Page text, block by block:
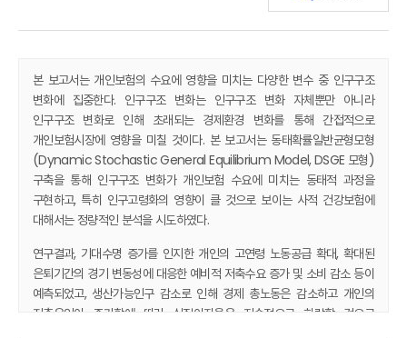
본 보고서는 개인보험의 수요에 영향을 미치는 다양한 변수 중 인구구조
변화에 집중한다. 인구구조 변화는 인구구조 변화 자체뿐만 아니라
인구구조 변화로 인해 초래되는 경제환경 변화를 통해 간접적으로
개인보험시장에 영향을 미칠 것이다. 본 보고서는 동태확률일반균형모형
(Dynamic Stochastic General Equilibrium Model, DSGE 모형)
구축을 통해 인구구조 변화가 개인보험 수요에 미치는 동태적 과정을
구현하고, 특히 인구고령화의 영향이 클 것으로 보이는 사적 건강보험에
대해서는 정량적인 분석을 시도하였다.
연구결과, 기대수명 증가를 인지한 개인의 고연령 노동공급 확대, 확대된
은퇴기간의 경기 변동성에 대응한 예비적 저축수요 증가 및 소비 감소 등이
예측되었고, 생산가능인구 감소로 인해 경제 총노동은 감소하고 개인의
저축유인이 증가함에 따라 실질이자율은 지속적으로 하락할 것으로